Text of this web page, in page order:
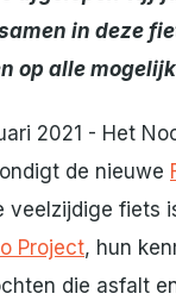
in deze
op alle
2021 - Het
de nieuwe
veelzijdige fiets
Project, hun
die asfalt